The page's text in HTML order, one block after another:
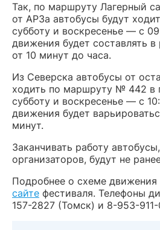
Так, по маршруту Лагерный
от АРЗа автобусы будут
субботу и воскресенье — с
движения будет составлять
от 10 минут до часа.
Из Северска автобусы от
ходить по маршруту № 442 в
субботу и воскресенье — с
движения будет
минут.
Заканчивать работу
организаторов, будут не
Подробнее о схеме
сайте фестиваля. Телефоны
157-2827 (Томск) и 8-953-